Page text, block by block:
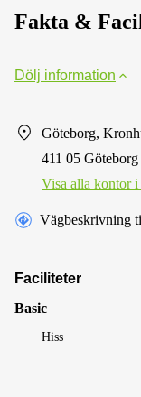
Fakta &
Dölj information
Göteborg,
411 05
Visa alla kontor i
Vägbeskrivning
Faciliteter
Basic
Hiss